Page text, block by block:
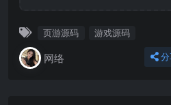
页游源码 游戏源码
网络